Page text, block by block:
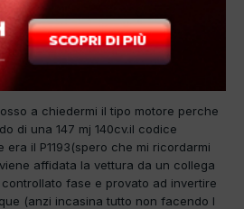
a chiedermi il tipo motore perche
di una 147 mj 140cv.il codice
il P1193(spero che mi ricordarmi
affidata la vettura da un collega
fase e provato ad invertire
(anzi incasina tutto non facendo l